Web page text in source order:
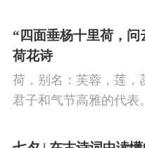
笔下生辉。10首绝美
情之幽微，爱之可贵。
“四面垂杨十里荷，问
荷花诗
荷，别名：芙蓉，莲，
君子和气节高雅的代表
杨万里泉眼无声惜细流